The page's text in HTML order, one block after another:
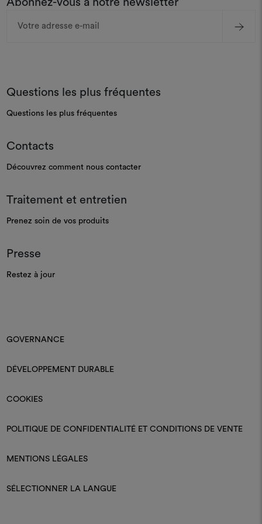
Questions les plus fréquentes
Questions les plus fréquentes
Contacts
Découvrez comment nous contacter
Traitement et entretien
Prenez soin de vos produits
Presse
Restez à jour
GOVERNANCE
DÉVELOPPEMENT DURABLE
COOKIES
POLITIQUE DE CONFIDENTIALITÉ ET CONDITIONS DE VENTE
MENTIONS LÉGALES
SÉLECTIONNER LA LANGUE